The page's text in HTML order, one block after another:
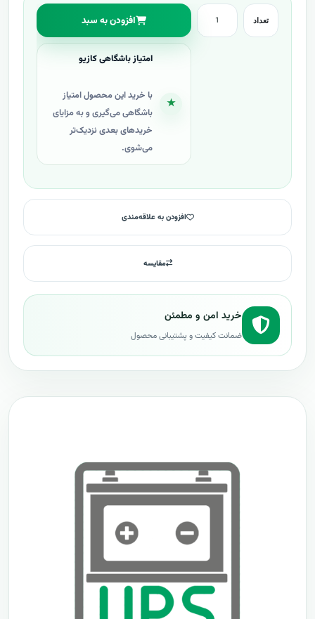
تعداد افزودن به سبد
★
امتیاز باشگاهی کازیو
با خرید این محصول امتیاز
باشگاهی می‌گیری و به مزایای
خریدهای بعدی نزدیک‌تر
می‌شوی.
افزودن به علاقه‌مندی
مقایسه
خرید امن و مطمئن
ضمانت کیفیت و پشتیبانی محصول